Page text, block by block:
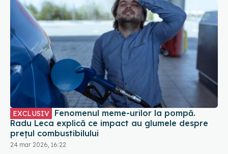
EXCLUSIV
Radu Leca explică ce impact au glumele despre
prețul combustibilului
24 mar 2026, 16:22